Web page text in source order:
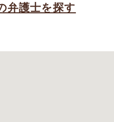
弁護士を探す